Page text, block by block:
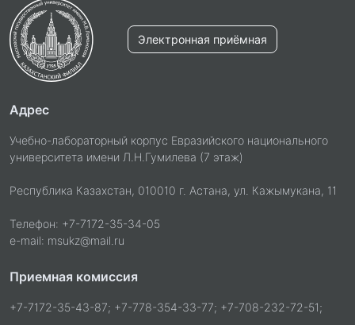
Электронная приёмная
Адрес
Учебно-лабораторный корпус Евразийского национального
университета имени Л.Н.Гумилева (7 этаж)
Республика Казахстан, 010010 г. Астана, ул. Кажымукана, 11
Телефон: +7-7172-35-34-05
e-mail: msukz@mail.ru
Приемная комиссия
+7-7172-35-43-87; +7-778-354-33-77; +7-708-232-72-51;